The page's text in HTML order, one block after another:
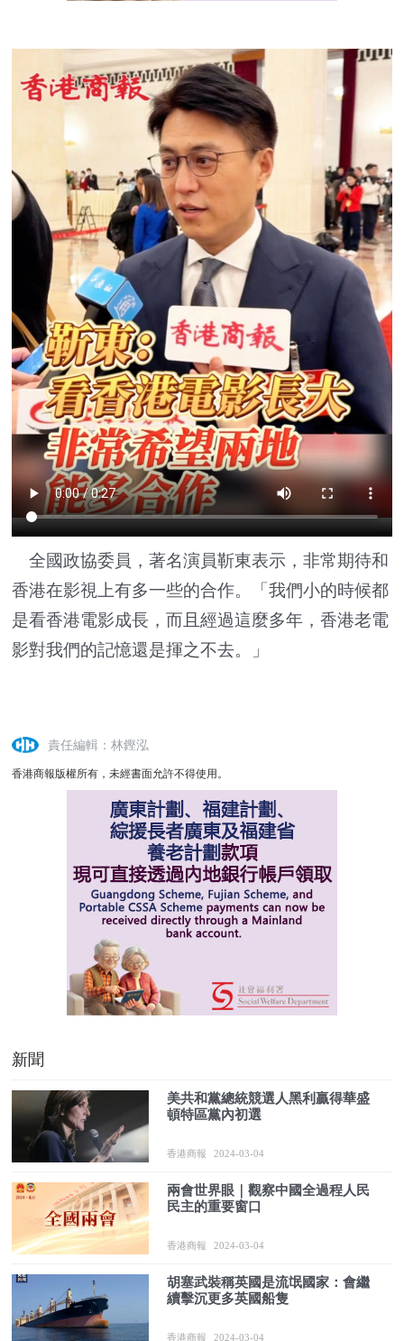
全國政協委員，著名演員靳東表示，非常期待和
香港在影視上有多一些的合作。「我們小的時候都
是看香港電影成長，而且經過這麼多年，香港老電
影對我們的記憶還是揮之不去。」
責任編輯：林鏗泓
香港商報版權所有，未經書面允許不得使用。
新聞
美共和黨總統競選人黑利贏得華盛
頓特區黨內初選
香港商報 2024-03-04
兩會世界眼｜觀察中國全過程人民
民主的重要窗口
香港商報 2024-03-04
胡塞武裝稱英國是流氓國家：會繼
續擊沉更多英國船隻
香港商報 2024-03-04